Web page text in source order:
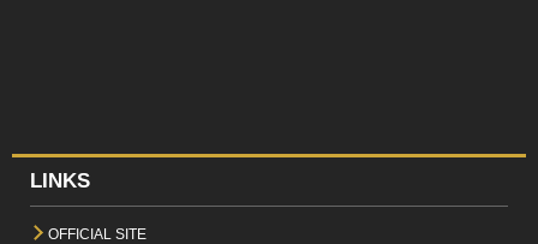
LINKS
OFFICIAL SITE